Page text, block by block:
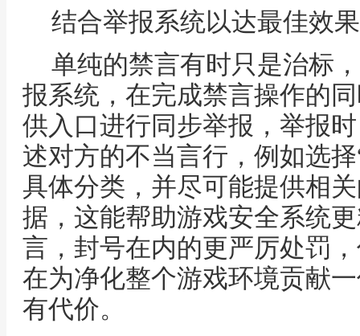
结合举报系统以达最佳效果
单纯的禁言有时只是治标
报系统，在完成禁言操作的
供入口进行同步举报，举报
述对方的不当言行，例如选
具体分类，并尽可能提供相
据，这能帮助游戏安全系统
言，封号在内的更严厉处罚
在为净化整个游戏环境贡献
有代价。